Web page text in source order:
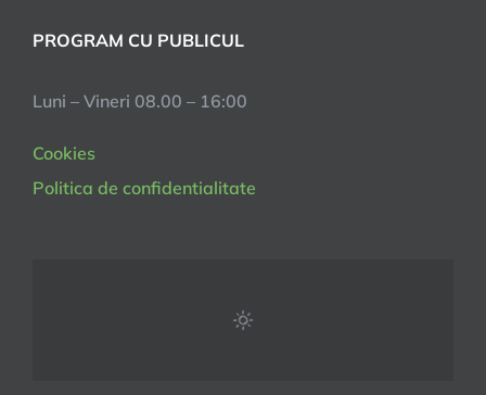
PROGRAM CU PUBLICUL
Luni – Vineri 08.00 – 16:00
Cookies
Politica de confidentialitate